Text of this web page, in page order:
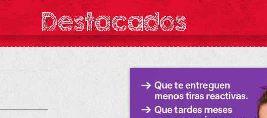
Destacados